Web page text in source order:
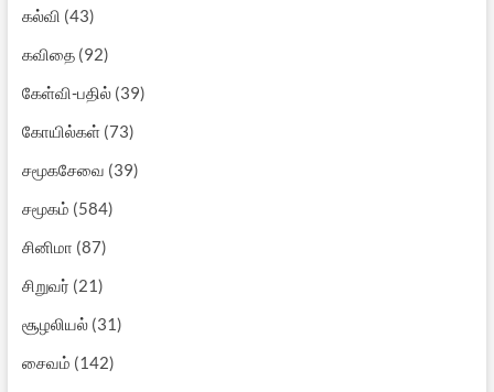
கல்வி (43)
கவிதை(92)
கேள்வி-பதில்(39)
கோயில்கள்(73)
சமூகசேவை (39)
சமூகம் (584)
சினிமா (87)
சிறுவர் (21)
சூழலியல்(31)
சைவம் (142)